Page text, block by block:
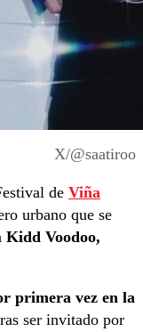
X/@saatiroo
de Viña
urbano que se
Kidd Voodoo,
primera vez en la
ser invitado por